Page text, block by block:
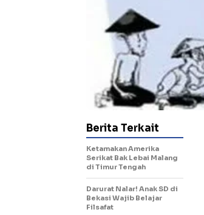
Berita Terkait
Ketamakan Amerika
Serikat Bak Lebai Malang
di Timur Tengah
Darurat Nalar! Anak SD di
Bekasi Wajib Belajar
Filsafat